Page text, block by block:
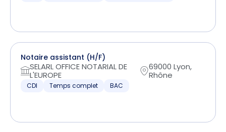
Notaire assistant (H/F)
SELARL OFFICE NOTARIAL DE
L'EUROPE
69000 Lyon,
Rhône
CDI Temps complet BAC